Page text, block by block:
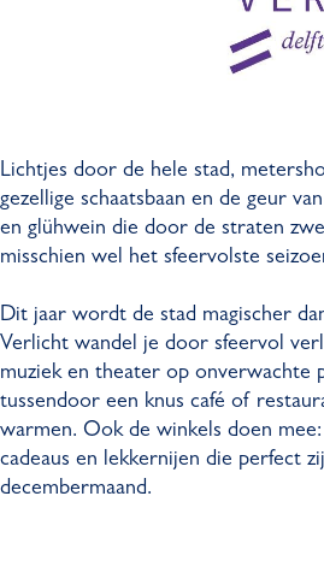
Lichtjes door de hele stad,
gezellige schaatsbaan en de geur
en glühwein die door de straten
misschien wel het sfeervolste
Dit jaar wordt de stad magischer
Verlicht wandel je door sfeervol
muziek en theater op onverwachte
tussendoor een knus café of
warmen. Ook de winkels doen
cadeaus en lekkernijen die perfect
decembermaand.